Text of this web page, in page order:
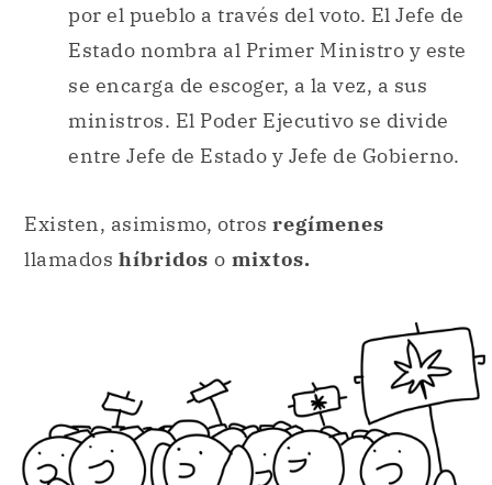
por el pueblo a través del voto. El Jefe de
Estado nombra al Primer Ministro y este
se encarga de escoger, a la vez, a sus
ministros. El Poder Ejecutivo se divide
entre Jefe de Estado y Jefe de Gobierno.
Existen, asimismo, otros regímenes
llamados híbridos o mixtos.